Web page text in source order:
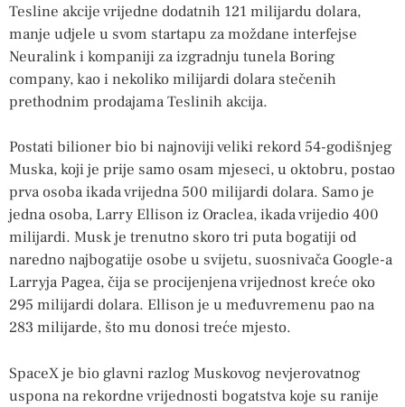
Tesline akcije vrijedne dodatnih 121 milijardu dolara,
manje udjele u svom startapu za moždane interfejse
Neuralink i kompaniji za izgradnju tunela Boring
company, kao i nekoliko milijardi dolara stečenih
prethodnim prodajama Teslinih akcija.
Postati bilioner bio bi najnoviji veliki rekord 54-godišnjeg
Muska, koji je prije samo osam mjeseci, u oktobru, postao
prva osoba ikada vrijedna 500 milijardi dolara. Samo je
jedna osoba, Larry Ellison iz Oraclea, ikada vrijedio 400
milijardi. Musk je trenutno skoro tri puta bogatiji od
naredno najbogatije osobe u svijetu, suosnivača Google-a
Larryja Pagea, čija se procijenjena vrijednost kreće oko
295 milijardi dolara. Ellison je u međuvremenu pao na
283 milijarde, što mu donosi treće mjesto.
SpaceX je bio glavni razlog Muskovog nevjerovatnog
uspona na rekordne vrijednosti bogatstva koje su ranije